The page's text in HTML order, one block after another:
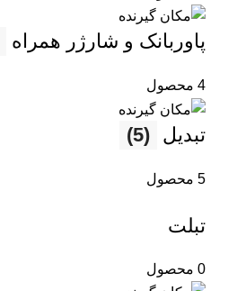
پاوربانک و شارژر همراه
4 محصول
تبدیل (5)
5 محصول
تبلت
0 محصول